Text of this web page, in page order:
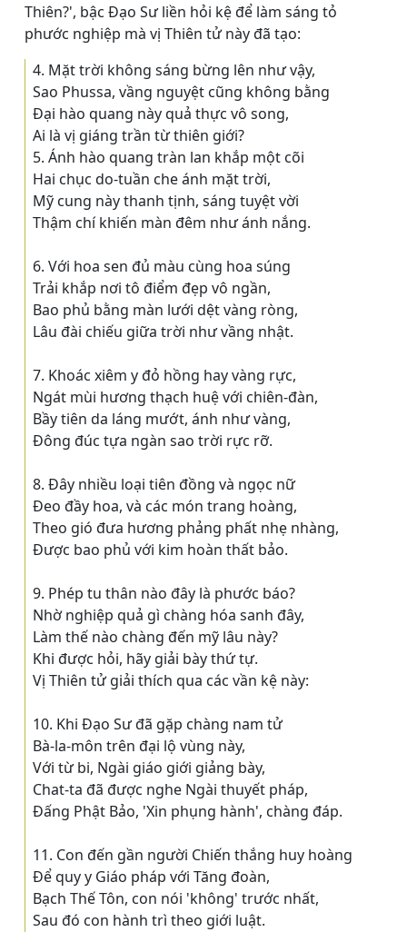
Thiên?', bậc Ðạo Sư liền hỏi kệ để làm sáng tỏ
phước nghiệp mà vị Thiên tử này đã tạo:
4. Mặt trời không sáng bừng lên như vậy,
Sao Phussa, vầng nguyệt cũng không bằng
Ðại hào quang này quả thực vô song,
Ai là vị giáng trần từ thiên giới?
5. Ánh hào quang tràn lan khắp một cõi
Hai chục do-tuần che ánh mặt trời,
Mỹ cung này thanh tịnh, sáng tuyệt vời
Thậm chí khiến màn đêm như ánh nắng.
6. Với hoa sen đủ màu cùng hoa súng
Trải khắp nơi tô điểm đẹp vô ngần,
Bao phủ bằng màn lưới dệt vàng ròng,
Lâu đài chiếu giữa trời như vầng nhật.
7. Khoác xiêm y đỏ hồng hay vàng rực,
Ngát mùi hương thạch huệ với chiên-đàn,
Bầy tiên da láng mướt, ánh như vàng,
Ðông đúc tựa ngàn sao trời rực rỡ.
8. Ðây nhiều loại tiên đồng và ngọc nữ
Ðeo đầy hoa, và các món trang hoàng,
Theo gió đưa hương phảng phất nhẹ nhàng,
Ðược bao phủ với kim hoàn thất bảo.
9. Phép tu thân nào đây là phước báo?
Nhờ nghiệp quả gì chàng hóa sanh đây,
Làm thế nào chàng đến mỹ lâu này?
Khi được hỏi, hãy giải bày thứ tự.
Vị Thiên tử giải thích qua các vần kệ này:
10. Khi Ðạo Sư đã gặp chàng nam tử
Bà-la-môn trên đại lộ vùng này,
Với từ bi, Ngài giáo giới giảng bày,
Chat-ta đã được nghe Ngài thuyết pháp,
Ðấng Phật Bảo, 'Xin phụng hành', chàng đáp.
11. Con đến gần người Chiến thắng huy hoàng
Ðể quy y Giáo pháp với Tăng đoàn,
Bạch Thế Tôn, con nói 'không' trước nhất,
Sau đó con hành trì theo giới luật.